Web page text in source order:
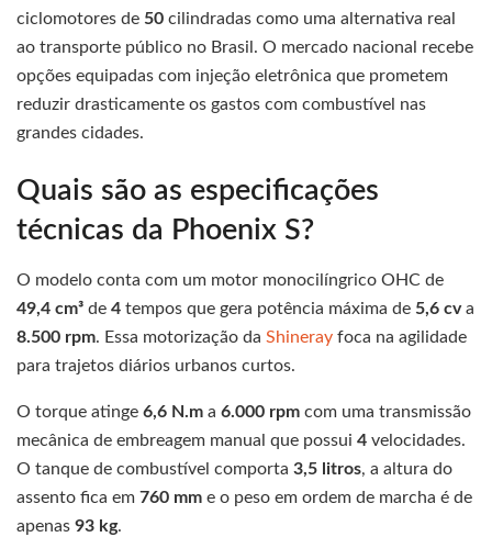
ciclomotores de 50 cilindradas como uma alternativa real
ao transporte público no Brasil. O mercado nacional recebe
opções equipadas com injeção eletrônica que prometem
reduzir drasticamente os gastos com combustível nas
grandes cidades.
Quais são as especificações
técnicas da Phoenix S?
O modelo conta com um motor monocilíngrico OHC de
49,4 cm³ de 4 tempos que gera potência máxima de 5,6 cva
8.500 rpm. Essa motorização da Shineray foca na agilidade
para trajetos diários urbanos curtos.
O torque atinge 6,6 N.m a 6.000 rpm com uma transmissão
mecânica de embreagem manual que possui 4 velocidades.
O tanque de combustível comporta 3,5 litros, a altura do
assento fica em 760 mm e o peso em ordem de marcha é de
apenas 93 kg.